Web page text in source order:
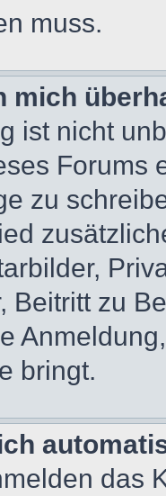
muss.
mich
ist nicht
Forums
zu
Beitritt zu
bringt.
das